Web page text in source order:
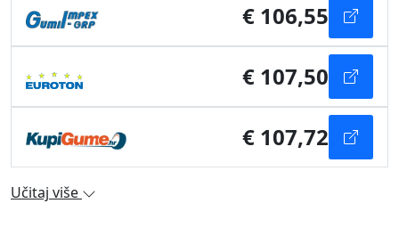
€ 106,55
€ 107,50
€ 107,72
Učitaj više